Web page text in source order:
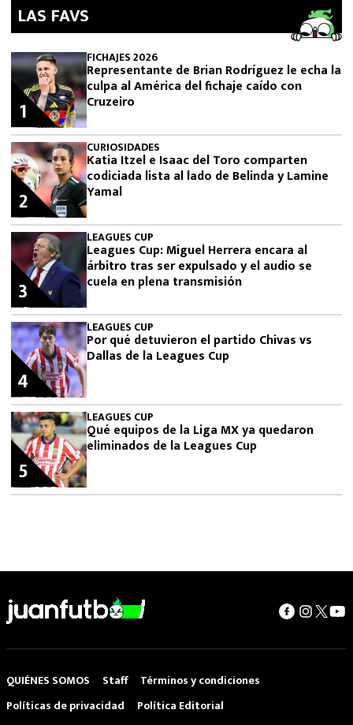
LAS FAVS
FICHAJES 2026
Representante de Brian Rodríguez le echa la
culpa al América del fichaje caído con
Cruzeiro
1
CURIOSIDADES
Katia Itzel e Isaac del Toro comparten
codiciada lista al lado de Belinda y Lamine
Yamal
2
LEAGUES CUP
Leagues Cup: Miguel Herrera encara al
árbitro tras ser expulsado y el audio se
cuela en plena transmisión
3
LEAGUES CUP
Por qué detuvieron el partido Chivas vs
Dallas de la Leagues Cup
4
LEAGUES CUP
Qué equipos de la Liga MX ya quedaron
eliminados de la Leagues Cup
5
QUIÉNES SOMOS Staff
Términos y condiciones
Políticas de privacidad
Política Editorial